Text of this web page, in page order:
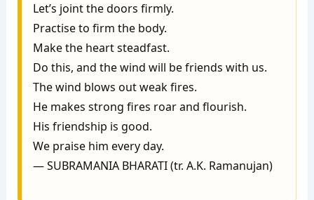
Let’s joint the doors firmly.
Practise to firm the body.
Make the heart steadfast.
Do this, and the wind will be friends with us.
The wind blows out weak fires.
He makes strong fires roar and flourish.
His friendship is good.
We praise him every day.
— SUBRAMANIA BHARATI (tr. A.K. Ramanujan)